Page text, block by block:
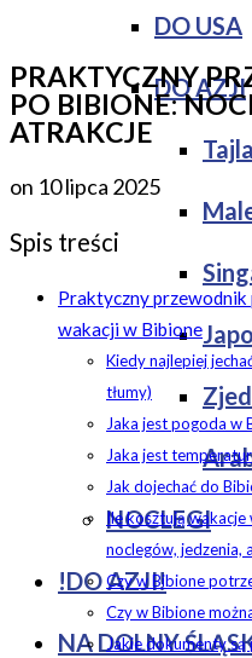
DO USA
DO AZJI
NOCLEGI
!DO AZJI!
NA DOLNY
PRAKTYCZNY
PO BIBIONE:
ATRAKCJE
on 10 lipca 2025
Spis treści
Praktyczny
wakacji w Bibione
Kiedy najlepiej
tłumy)
Jaka jest pogoda w
Jaka jest
Jak dojechać do
Ile kosztują
noclegów, jedzenia,
Czy w Bibione
Czy w Bibione
Jakie dokumenty